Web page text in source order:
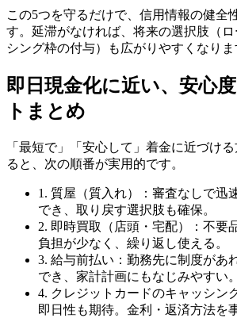
この5つを守るだけで、信用情報の健全
す。延滞がなければ、将来の選択肢（
シング枠の付与）も広がりやすくなりま
即日現金化に近い、安心
トまとめ
「最短で」「安心して」着金に近づけ
ると、次の順番が実用的です。
1. 質屋（質入れ）：審査なしで迅
でき、取り戻す選択肢も確保。
2. 即時買取（店頭・宅配）：不要
負担が少なく、繰り返し使える。
3. 給与前払い：勤務先に制度があ
でき、家計計画にもなじみやすい。
4. クレジットカードのキャッシン
即日性も期待。金利・返済方法を